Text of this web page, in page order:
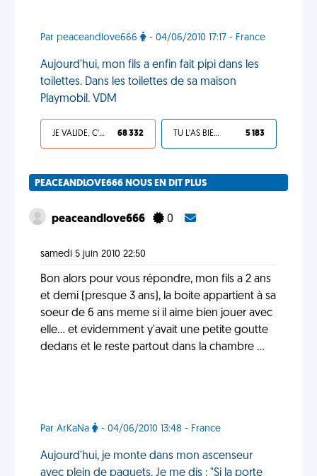
Par peaceandlove666 - 04/06/2010 17:17 - France
Aujourd'hui, mon fils a enfin fait pipi dans les
toilettes. Dans les toilettes de sa maison
Playmobil. VDM
JE VALIDE, C'EST UNE VDM 68 332 TU L'AS BIEN MÉRITÉ 5 183
PEACEANDLOVE666 NOUS EN DIT PLUS
peaceandlove666 0
samedi 5 juin 2010 22:50
Bon alors pour vous répondre, mon fils a 2 ans
et demi (presque 3 ans), la boite appartient à sa
soeur de 6 ans meme si il aime bien jouer avec
elle... et evidemment y'avait une petite goutte
dedans et le reste partout dans la chambre ...
Par ArKaNa - 04/06/2010 13:48 - France
Aujourd'hui, je monte dans mon ascenseur
avec plein de paquets. Je me dis : "Si la porte